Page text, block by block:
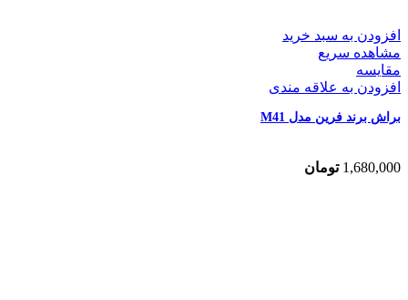
افزودن به سبد خرید
مشاهده سریع
مقایسه
افزودن به علاقه مندی
براش برند فرین مدل M41
1,680,000 تومان